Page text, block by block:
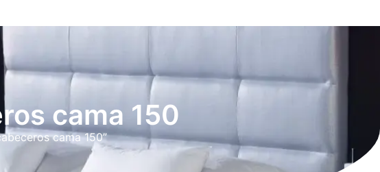
cama 150
cama 150”